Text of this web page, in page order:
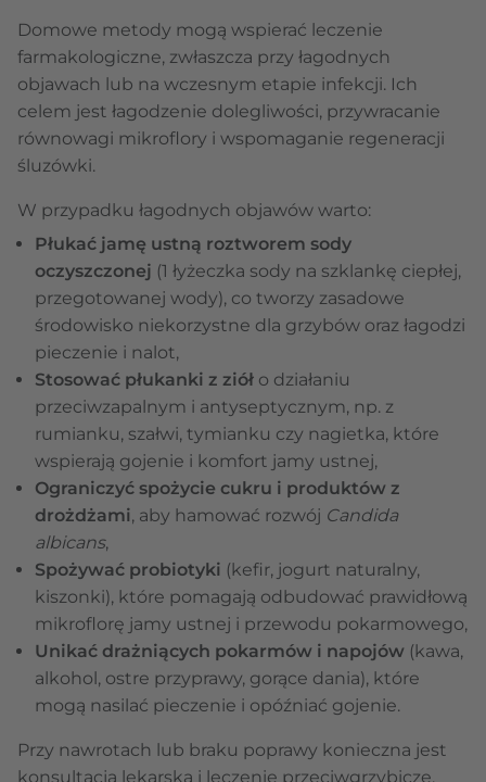
Domowe metody mogą wspierać leczenie
farmakologiczne, zwłaszcza przy łagodnych
objawach lub na wczesnym etapie infekcji. Ich
celem jest łagodzenie dolegliwości, przywracanie
równowagi mikroflory i wspomaganie regeneracji
śluzówki.
W przypadku łagodnych objawów warto:
Płukać jamę ustną roztworem sody
oczyszczonej (1 łyżeczka sody na szklankę ciepłej,
przegotowanej wody), co tworzy zasadowe
środowisko niekorzystne dla grzybów oraz łagodzi
pieczenie i nalot,
Stosować płukanki z ziół o działaniu
przeciwzapalnym i antyseptycznym, np. z
rumianku, szałwi, tymianku czy nagietka, które
wspierają gojenie i komfort jamy ustnej,
Ograniczyć spożycie cukru i produktów z
drożdżami, aby hamować rozwój Candida
albicans,
Spożywać probiotyki (kefir, jogurt naturalny,
kiszonki), które pomagają odbudować prawidłową
mikroflorę jamy ustnej i przewodu pokarmowego,
Unikać drażniących pokarmów i napojów (kawa,
alkohol, ostre przyprawy, gorące dania), które
mogą nasilać pieczenie i opóźniać gojenie.
Przy nawrotach lub braku poprawy konieczna jest
konsultacja lekarska i leczenie przeciwgrzybicze.